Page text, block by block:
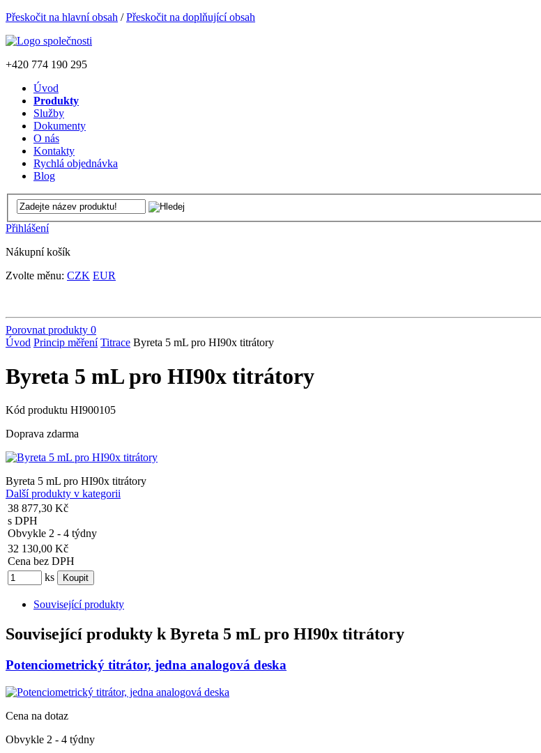
Přeskočit na hlavní obsah /Přeskočit na doplňující obsah
+420 774 190 295
Úvod
Produkty
Služby
Dokumenty
O nás
Kontakty
Rychlá objednávka
Blog
Přihlášení
Nákupní košík
Zvolte měnu: CZK EUR
Porovnat produkty 0
Úvod Princip měření Titrace Byreta 5 mL pro HI90x titrátory
Byreta 5 mL pro HI90x titrátory
Kód produktu HI900105
Doprava zdarma
Byreta 5 mL pro HI90x titrátory
Další produkty v kategorii
38 877,30 Kč
s DPH
Obvykle 2 - 4 týdny
32 130,00 Kč
Cena bez DPH
ks
Související produkty
Související produkty kByreta 5 mL pro HI90x titrátory
Potenciometrický titrátor, jedna analogová deska
Cena na dotaz
Obvykle 2 - 4 týdny